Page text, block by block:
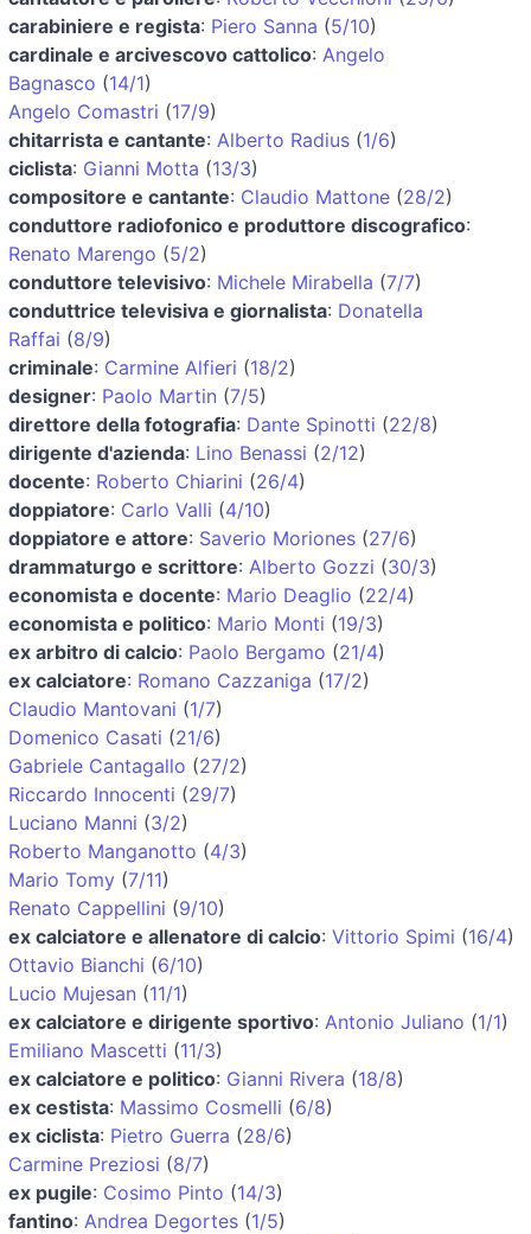
carabiniere e regista: Piero Sanna (5/10)
cardinale e arcivescovo cattolico: Angelo
Bagnasco (14/1)
Angelo Comastri (17/9)
chitarrista e cantante: Alberto Radius (1/6)
ciclista: Gianni Motta (13/3)
compositore e cantante: Claudio Mattone (28/2)
conduttore radiofonico e produttore discografico:
Renato Marengo (5/2)
conduttore televisivo: Michele Mirabella (7/7)
conduttrice televisiva e giornalista: Donatella
Raffai (8/9)
criminale: Carmine Alfieri (18/2)
designer: Paolo Martin (7/5)
direttore della fotografia: Dante Spinotti (22/8)
dirigente d'azienda: Lino Benassi (2/12)
docente: Roberto Chiarini (26/4)
doppiatore: Carlo Valli (4/10)
doppiatore e attore: Saverio Moriones (27/6)
drammaturgo e scrittore: Alberto Gozzi (30/3)
economista e docente: Mario Deaglio (22/4)
economista e politico: Mario Monti (19/3)
ex arbitro di calcio: Paolo Bergamo (21/4)
ex calciatore: Romano Cazzaniga (17/2)
Claudio Mantovani (1/7)
Domenico Casati (21/6)
Gabriele Cantagallo (27/2)
Riccardo Innocenti (29/7)
Luciano Manni (3/2)
Roberto Manganotto (4/3)
Mario Tomy (7/11)
Renato Cappellini (9/10)
ex calciatore e allenatore di calcio: Vittorio Spimi (16/4)
Ottavio Bianchi (6/10)
Lucio Mujesan (11/1)
ex calciatore e dirigente sportivo: Antonio Juliano (1/1)
Emiliano Mascetti (11/3)
ex calciatore e politico: Gianni Rivera (18/8)
ex cestista: Massimo Cosmelli (6/8)
ex ciclista: Pietro Guerra (28/6)
Carmine Preziosi (8/7)
ex pugile: Cosimo Pinto (14/3)
fantino: Andrea Degortes (1/5)